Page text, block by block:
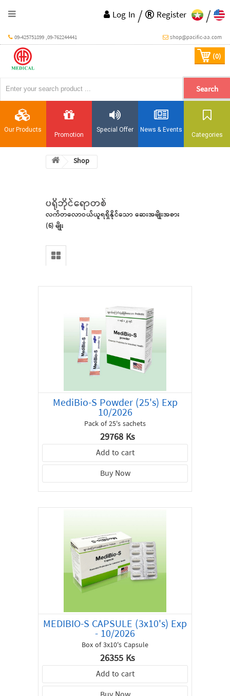
/
Register
/
Log In
09-425751899 ,09-762244441 shop@pacific-aa.com
Products
(0)
Search
Our Products
Promotion
Special Offer News & Events
Categories
Shop
ပရိုဘိုင်ရောတစ်
လက်တလောဝယ်ယူရရှိနိုင်သော ဆေးအမျိုးအစား
(6) မျိုး
MediBio-S Powder (25's) Exp
10/2026
Pack of 25's sachets
29768 Ks
Add to cart
Buy Now
MEDIBIO-S CAPSULE (3x10's) Exp
- 10/2026
Box of 3x10's Capsule
26355 Ks
Add to cart